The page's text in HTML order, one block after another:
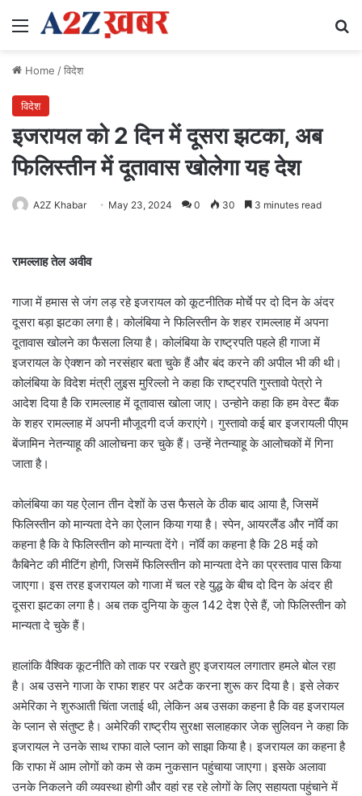
Menu
Home /विदेश
विदेश
इजरायल को 2 दिन में दूसरा झटका, अब
फिलिस्तीन में दूतावास खोलेगा यह देश
A2Z Khabar May 23, 2024 0 30 3 minutes read
रामल्लाह तेल अवीव
गाजा में हमास से जंग लड़ रहे इजरायल को कूटनीतिक मोर्चे पर दो दिन के अंदर
दूसरा बड़ा झटका लगा है। कोलंबिया ने फिलिस्तीन के शहर रामल्लाह में अपना
दूतावास खोलने का फैसला लिया है। कोलंबिया के राष्ट्रपति पहले ही गाजा में
इजरायल के ऐक्शन को नरसंहार बता चुके हैं और बंद करने की अपील भी की थी।
कोलंबिया के विदेश मंत्री लुइस मुरिल्लो ने कहा कि राष्ट्रपति गुस्तावो पेत्रो ने
आदेश दिया है कि रामल्लाह में दूतावास खोला जाए। उन्होने कहा कि हम वेस्ट बैंक
के शहर रामल्लाह में अपनी मौजूदगी दर्ज कराएंगे। गुस्तावो कई बार इजरायली पीएम
बेंजामिन नेतन्याहू की आलोचना कर चुके हैं। उन्हें नेतन्याहू के आलोचकों में गिना
जाता है।
कोलंबिया का यह ऐलान तीन देशों के उस फैसले के ठीक बाद आया है, जिसमें
फिलिस्तीन को मान्यता देने का ऐलान किया गया है। स्पेन, आयरलैंड और नॉर्वे का
कहना है कि वे फिलिस्तीन को मान्यता देंगे। नॉर्वे का कहना है कि 28 मई को
कैबिनेट की मीटिंग होगी, जिसमें फिलिस्तीन को मान्यता देने का प्रस्ताव पास किया
जाएगा। इस तरह इजरायल को गाजा में चल रहे युद्ध के बीच दो दिन के अंदर ही
दूसरा झटका लगा है। अब तक दुनिया के कुल 142 देश ऐसे हैं, जो फिलिस्तीन को
मान्यता दे चुके हैं।
हालांकि वैश्विक कूटनीति को ताक पर रखते हुए इजरायल लगातार हमले बोल रहा
है। अब उसने गाजा के राफा शहर पर अटैक करना शुरू कर दिया है। इसे लेकर
अमेरिका ने शुरुआती चिंता जताई थी, लेकिन अब उसका कहना है कि वह इजरायल
के प्लान से संतुष्ट है। अमेरिकी राष्ट्रीय सुरक्षा सलाहकार जेक सुलिवन ने कहा कि
इजरायल ने उनके साथ राफा वाले प्लान को साझा किया है। इजरायल का कहना है
कि राफा में आम लोगों को कम से कम नुकसान पहुंचाया जाएगा। इसके अलावा
उनके निकलने की व्यवस्था होगी और वहां रह रहे लोगों के लिए सहायता पहुंचाने में